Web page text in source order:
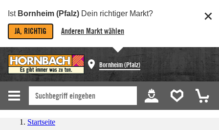
Ist Bornheim (Pfalz) Dein richtiger Markt?
JA, RICHTIG Anderen Markt wählen
Bornheim (Pfalz)
Startseite